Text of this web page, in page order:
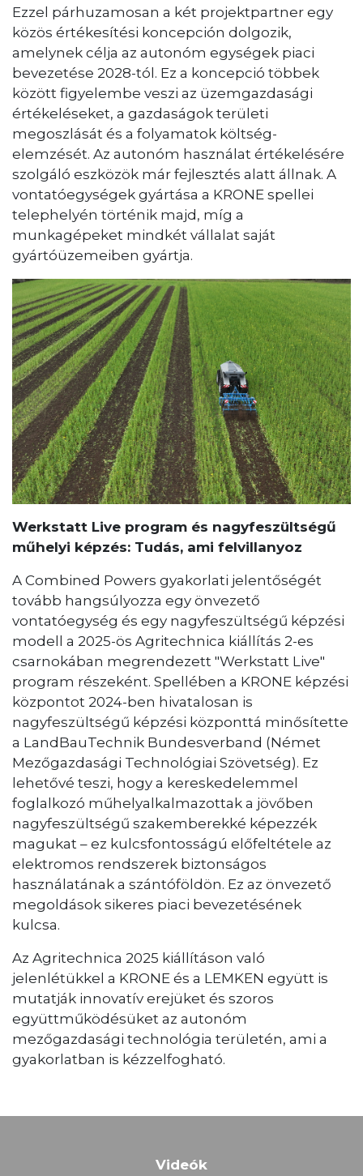
Ezzel párhuzamosan a két projektpartner egy
közös értékesítési koncepción dolgozik,
amelynek célja az autonóm egységek piaci
bevezetése 2028-tól. Ez a koncepció többek
között figyelembe veszi az üzemgazdasági
értékeléseket, a gazdaságok területi
megoszlását és a folyamatok költség-
elemzését. Az autonóm használat értékelésére
szolgáló eszközök már fejlesztés alatt állnak. A
vontatóegységek gyártása a KRONE spellei
telephelyén történik majd, míg a
munkagépeket mindkét vállalat saját
gyártóüzemeiben gyártja.
Werkstatt Live program és nagyfeszültségű
műhelyi képzés: Tudás, ami felvillanyoz
A Combined Powers gyakorlati jelentőségét
tovább hangsúlyozza egy önvezető
vontatóegység és egy nagyfeszültségű képzési
modell a 2025-ös Agritechnica kiállítás 2-es
csarnokában megrendezett "Werkstatt Live"
program részeként. Spellében a KRONE képzési
központot 2024-ben hivatalosan is
nagyfeszültségű képzési központtá minősítette
a LandBauTechnik Bundesverband (Német
Mezőgazdasági Technológiai Szövetség). Ez
lehetővé teszi, hogy a kereskedelemmel
foglalkozó műhelyalkalmazottak a jövőben
nagyfeszültségű szakemberekké képezzék
magukat – ez kulcsfontosságú előfeltétele az
elektromos rendszerek biztonságos
használatának a szántóföldön. Ez az önvezető
megoldások sikeres piaci bevezetésének
kulcsa.
Az Agritechnica 2025 kiállításon való
jelenlétükkel a KRONE és a LEMKEN együtt is
mutatják innovatív erejüket és szoros
együttműködésüket az autonóm
mezőgazdasági technológia területén, ami a
gyakorlatban is kézzelfogható.
Videók